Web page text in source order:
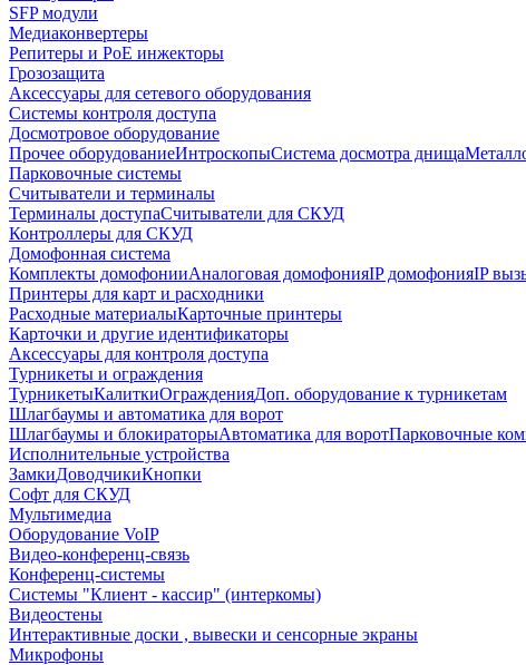
SFP модули
Медиаконвертеры
Репитеры и PoE инжекторы
Грозозащита
Аксессуары для сетевого оборудования
Системы контроля доступа
Досмотровое оборудование
Прочее оборудованиеИнтроскопыСистема досмотра днища
Парковочные системы
Считыватели и терминалы
Терминалы доступаСчитыватели для СКУД
Контроллеры для СКУД
Домофонная система
Комплекты домофонииАналоговая домофонияIP домофонияIP
Принтеры для карт и расходники
Расходные материалыКарточные принтеры
Карточки и другие идентификаторы
Аксессуары для контроля доступа
Турникеты и ограждения
ТурникетыКалиткиОгражденияДоп. оборудование к турникетам
Шлагбаумы и автоматика для ворот
Шлагбаумы и блокираторыАвтоматика для воротПарковочные
Исполнительные устройства
ЗамкиДоводчикиКнопки
Софт для СКУД
Мультимедиа
Оборудование VoIP
Видео-конференц-связь
Конференц-системы
Системы "Клиент - кассир" (интеркомы)
Видеостены
Интерактивные доски , вывески и сенсорные экраны
Микрофоны